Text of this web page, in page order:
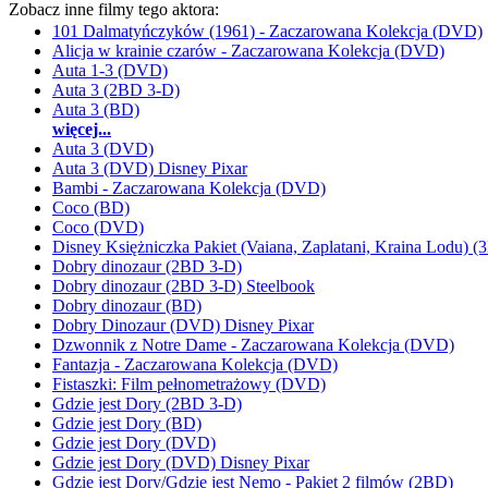
Zobacz inne filmy tego aktora:
101 Dalmatyńczyków (1961) - Zaczarowana Kolekcja (DVD)
Alicja w krainie czarów - Zaczarowana Kolekcja (DVD)
Auta 1-3 (DVD)
Auta 3 (2BD 3-D)
Auta 3 (BD)
więcej...
Auta 3 (DVD)
Auta 3 (DVD) Disney Pixar
Bambi - Zaczarowana Kolekcja (DVD)
Coco (BD)
Coco (DVD)
Disney Księżniczka Pakiet (Vaiana, Zaplatani, Kraina Lodu)
Dobry dinozaur (2BD 3-D)
Dobry dinozaur (2BD 3-D) Steelbook
Dobry dinozaur (BD)
Dobry Dinozaur (DVD) Disney Pixar
Dzwonnik z Notre Dame - Zaczarowana Kolekcja (DVD)
Fantazja - Zaczarowana Kolekcja (DVD)
Fistaszki: Film pełnometrażowy (DVD)
Gdzie jest Dory (2BD 3-D)
Gdzie jest Dory (BD)
Gdzie jest Dory (DVD)
Gdzie jest Dory (DVD) Disney Pixar
Gdzie jest Dory/Gdzie jest Nemo - Pakiet 2 filmów (2BD)